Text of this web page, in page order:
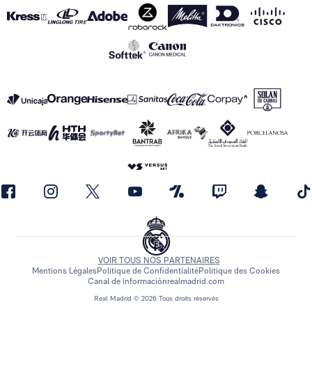
Real Madrid © 2026 Tous droits réservés
VOIR TOUS NOS PARTENAIRES
Mentions LégalesPolitique de ConfidentialitéPolitique des Cookies
Canal de informaciónrealmadrid.com